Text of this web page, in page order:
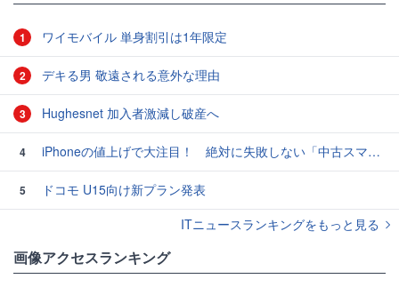
1 ワイモバイル 単身割引は1年限定
2 デキる男 敬遠される意外な理由
3 Hughesnet 加入者激減し破産へ
4 iPhoneの値上げで大注目！ 絶対に失敗しない「中古スマホ」の売り方＆買い方
5
ドコモ U15向け新プラン発表
ITニュースランキングをもっと見る
画像アクセスランキング